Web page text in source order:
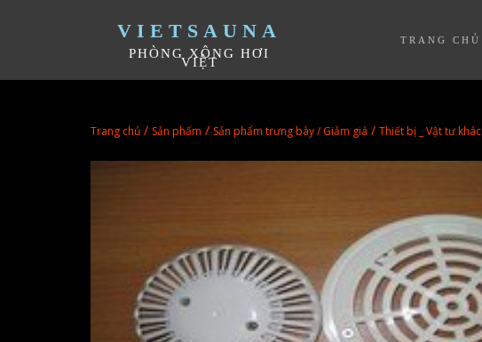
VIETSAUNA
PHÒNG XÔNG HƠI
VIỆT
TRANG CHỦ
Trang chủ / Sản phẩm / Sản phẩm trưng bày / Giảm giá / Thiết bị _ Vật tư khác